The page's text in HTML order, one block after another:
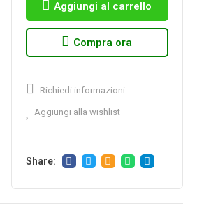
Aggiungi al carrello
Compra ora
Richiedi informazioni
Aggiungi alla wishlist